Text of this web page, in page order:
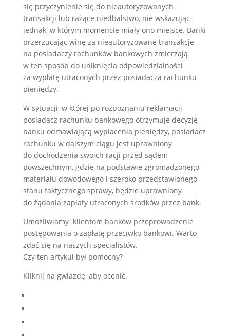
się przyczynienie się do nieautoryzowanych
transakcji lub rażące niedbalstwo, nie wskazując
jednak, w którym momencie miały ono miejsce. Banki
przerzucając winę za nieautoryzowane transakcje
na posiadaczy rachunków bankowych zmierzają
w ten sposób do uniknięcia odpowiedzialności
za wypłatę utraconych przez posiadacza rachunku
pieniędzy.
W sytuacji, w której po rozpoznaniu reklamacji
posiadacz rachunku bankowego otrzymuje decyzję
banku odmawiającą wypłacenia pieniędzy, posiadacz
rachunku w dalszym ciągu jest uprawniony
do dochodzenia swoich racji przed sądem
powszechnym, gdzie na podstawie zgromadzonego
materiału dowodowego i szeroko przedstawionego
stanu faktycznego sprawy, będzie uprawniony
do żądania zapłaty utraconych środków przez bank.
Umożliwiamy klientom banków przeprowadzenie
postępowania o zapłatę przeciwko bankowi. Warto
zdać się na naszych specjalistów.
Czy ten artykuł był pomocny?
Kliknij na gwiazdę, aby ocenić.